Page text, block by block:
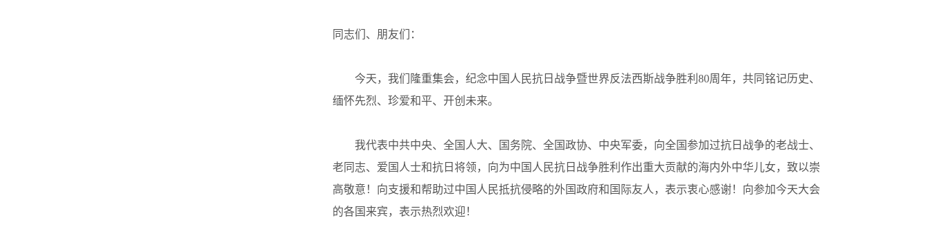
同志们、朋友们：
今天，我们隆重集会，纪念中国人民抗日战争暨世界反法西斯战争胜利80周年，共同铭记历史、
缅怀先烈、珍爱和平、开创未来。
我代表中共中央、全国人大、国务院、全国政协、中央军委，向全国参加过抗日战争的老战士、
老同志、爱国人士和抗日将领，向为中国人民抗日战争胜利作出重大贡献的海内外中华儿女，致以崇
高敬意！向支援和帮助过中国人民抵抗侵略的外国政府和国际友人，表示衷心感谢！向参加今天大会
的各国来宾，表示热烈欢迎！